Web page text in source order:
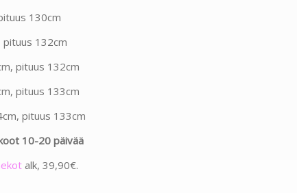
130cm
pituus 132cm
pituus 132cm
pituus 133cm
pituus 133cm
10-20 päivää
alk, 39,90€.